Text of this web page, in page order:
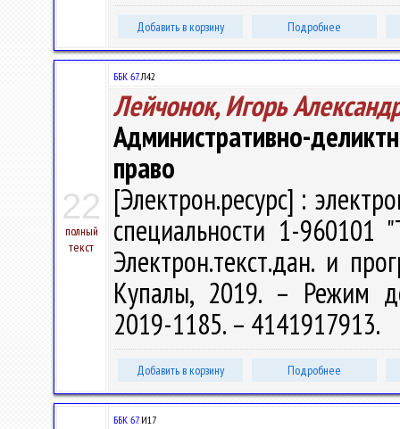
Добавить в корзину Подробнее
22
полный
текст
ББК 67.Л42
Лейчонок, Игорь
Административно-
право
[Электрон.ресурс] :
специальности 1-
Электрон.текст.дан. и
Купалы, 2019. – Режим
2019-1185. – 4141917913.
Добавить в корзину Подробнее
ББК 67.И17